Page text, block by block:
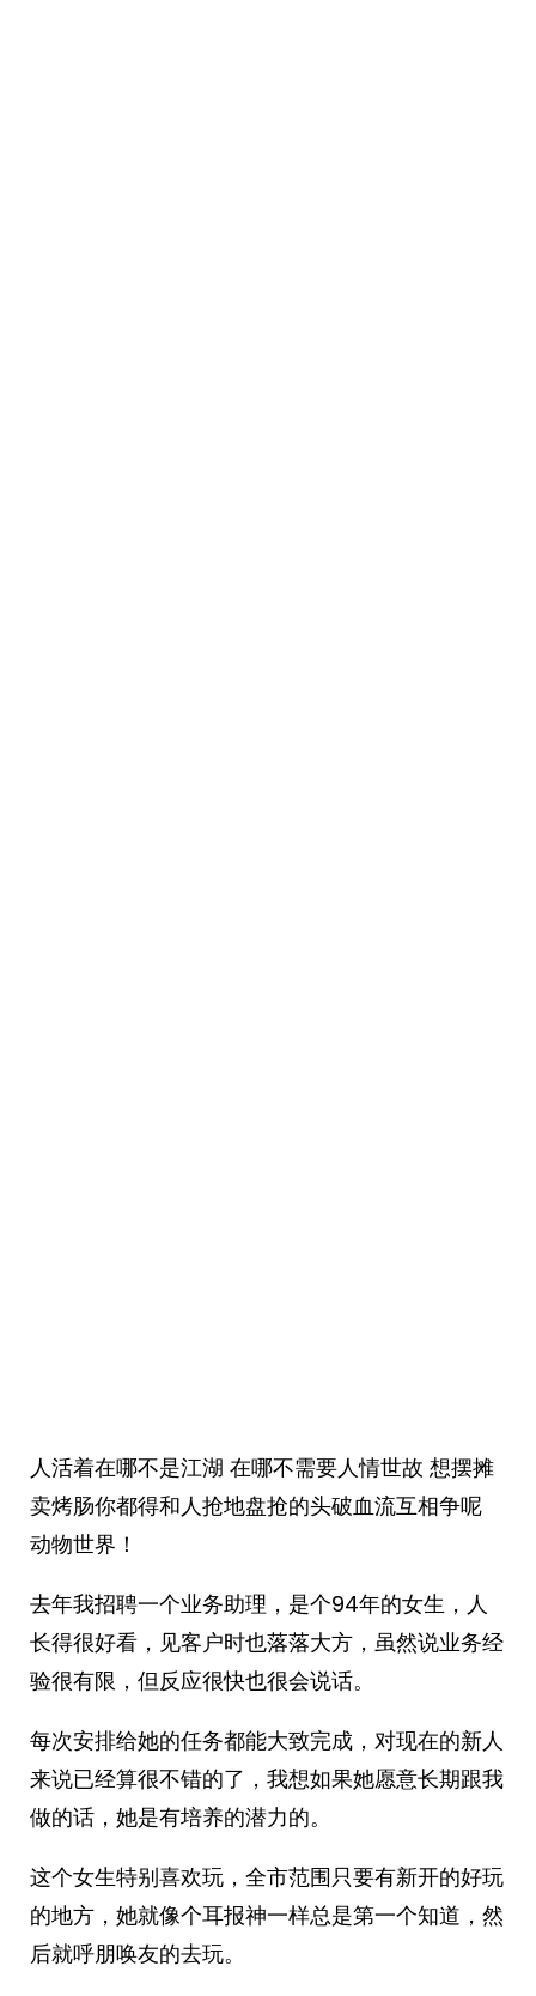
人活着在哪不是江湖 在哪不需要人情世故 想摆摊
卖烤肠你都得和人抢地盘抢的头破血流互相争呢
动物世界！
去年我招聘一个业务助理，是个94年的女生，人
长得很好看，见客户时也落落大方，虽然说业务经
验很有限，但反应很快也很会说话。
每次安排给她的任务都能大致完成，对现在的新人
来说已经算很不错的了，我想如果她愿意长期跟我
做的话，她是有培养的潜力的。
这个女生特别喜欢玩，全市范围只要有新开的好玩
的地方，她就像个耳报神一样总是第一个知道，然
后就呼朋唤友的去玩。